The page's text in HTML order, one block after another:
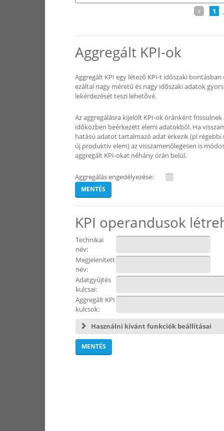
1
Aggregált KPI-ok
Aggregált KPI egy létező KPI-t időszaki bontásban
ezáltal nagy méretű és nagy időszaki adatok gyors
lekérdezését teszi lehetővé.
Az aggregálásra kijelölt KPI-ok óránként frissülnek
időközben beérkezett elemi adatokból. Ha
hatású adatot tartalmazó adat érkezik (pl
új produktiv elem) az visszamenőlegesen is
aggregált KPI-okat néhány órán belül.
Aggregálás engedélyezése:
MENTÉS
KPI operandusok
Technikai
név:
Megjelenített
név:
Adatgyűjtés
kulcsai:
Aggregált KPI
kulcsok:
Használni kívánt funkciók beállításai
MENTÉS